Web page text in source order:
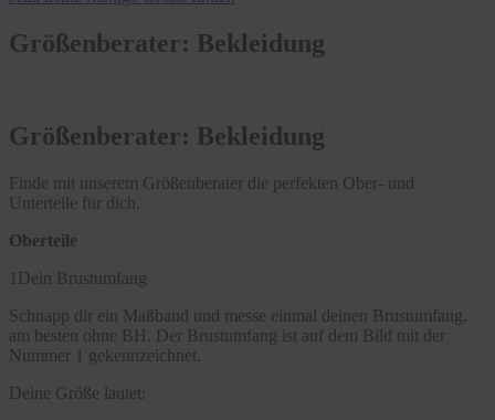
Größenberater: Bekleidung
Größenberater: Bekleidung
Finde mit unserem Größenberater die perfekten Ober- und
Unterteile für dich.
Oberteile
1 Dein Brustumfang
Schnapp dir ein Maßband und messe einmal deinen Brustumfang,
am besten ohne BH. Der Brustumfang ist auf dem Bild mit der
Nummer 1 gekennzeichnet.
Deine Größe lautet: